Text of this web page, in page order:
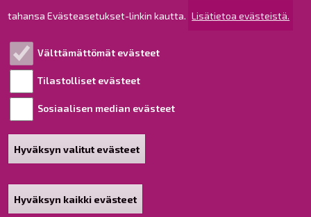
tahansa Evästeasetukset-linkin kautta. Lisätietoa evästeistä.
Välttämättömät evästeet
Tilastolliset evästeet
Sosiaalisen median evästeet
Hyväksyn valitut evästeet
Hyväksyn kaikki evästeet
Poista hyväksyntä
Esityslistat ja pöytäkirjat
Viranhaltijapäätökset
Saavutettavuusseloste